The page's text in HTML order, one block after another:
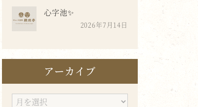
心字池✨
2026年7月14日
アーカイブ
ア